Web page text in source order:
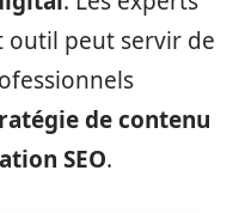
outil peut servir de
de contenu
SEO.